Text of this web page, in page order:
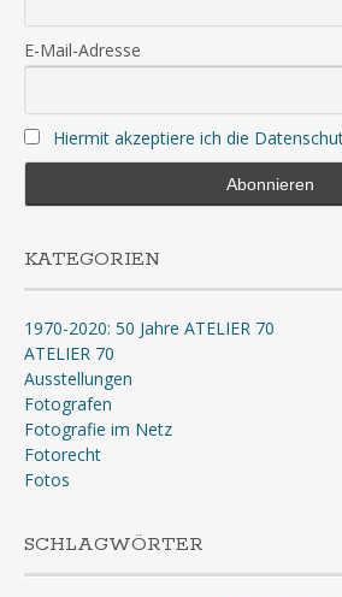
E-Mail-Adresse
Hiermit akzeptiere ich die
KATEGORIEN
1970-2020: 50 Jahre ATELIER 70
ATELIER 70
Ausstellungen
Fotografen
Fotografie im Netz
Fotorecht
Fotos
SCHLAGWÖRTER